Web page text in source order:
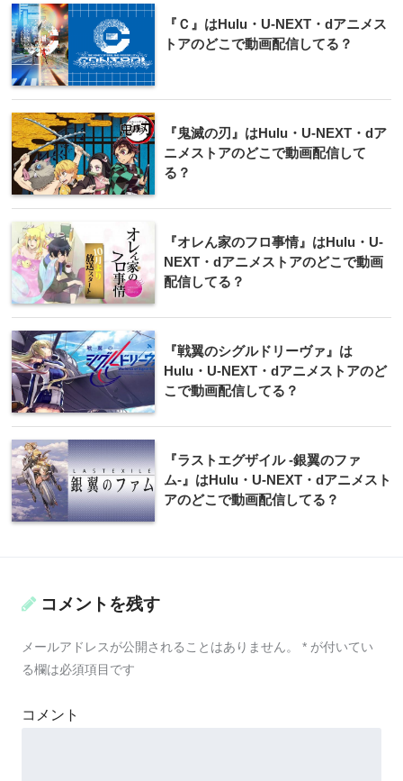
『Ｃ』はHulu・U-NEXT・dアニメス
トアのどこで動画配信してる？
『鬼滅の刃』はHulu・U-NEXT・dア
ニメストアのどこで動画配信して
る？
『オレん家のフロ事情』はHulu・U-
NEXT・dアニメストアのどこで動画
配信してる？
『戦翼のシグルドリーヴァ』は
Hulu・U-NEXT・dアニメストアのど
こで動画配信してる？
『ラストエグザイル -銀翼のファ
ム-』はHulu・U-NEXT・dアニメスト
アのどこで動画配信してる？
コメントを残す
メールアドレスが公開されることはありません。 * が付いてい
る欄は必須項目です
コメント